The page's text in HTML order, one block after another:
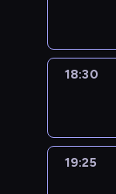
18:30
19:25